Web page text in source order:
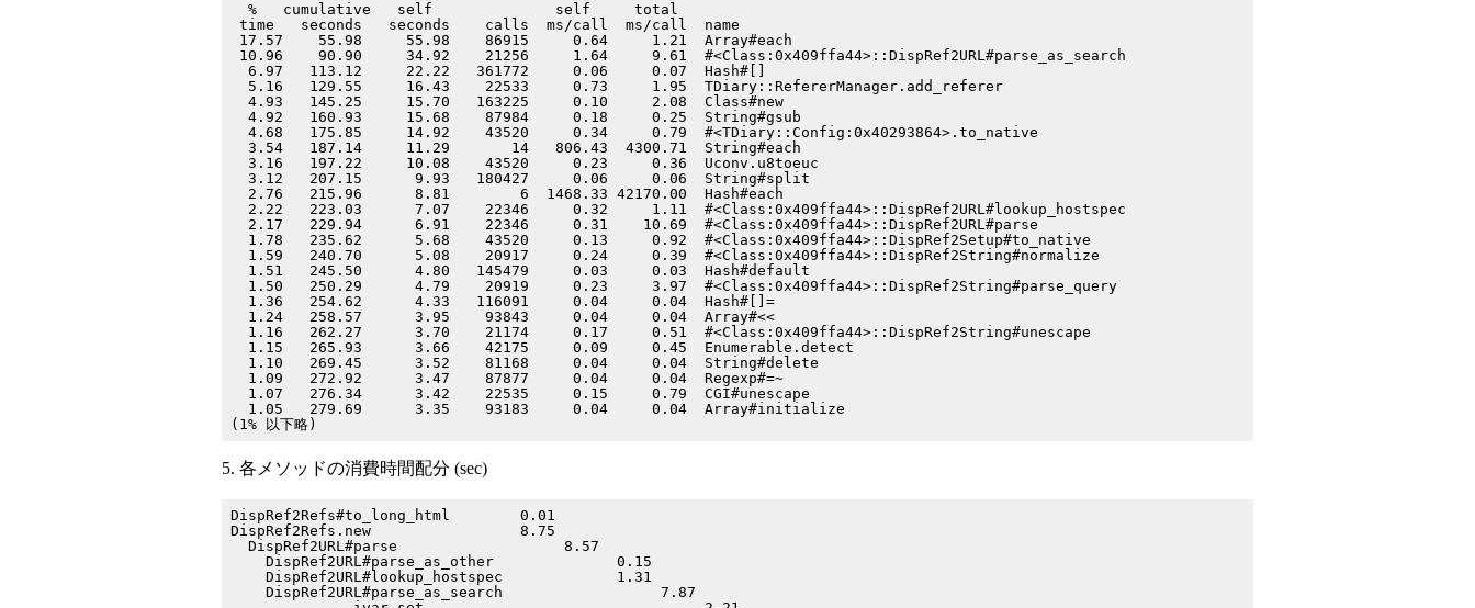
  %   cumulative   self              self     total
time   seconds   seconds    calls  ms/call  ms/call  name
17.57    55.98     55.98    86915     0.64     1.21  Array#each
10.96    90.90     34.92    21256     1.64     9.61  #<Class:0x409ffa44>::DispRef2URL#parse_as_search
  6.97   113.12     22.22   361772     0.06     0.07  Hash#[]
  5.16   129.55     16.43    22533     0.73     1.95  TDiary::RefererManager.add_referer
  4.93   145.25     15.70   163225     0.10     2.08  Class#new
  4.92   160.93     15.68    87984     0.18     0.25  String#gsub
  4.68   175.85     14.92    43520     0.34     0.79  #<TDiary::Config:0x40293864>.to_native
  3.54   187.14     11.29       14   806.43  4300.71  String#each
  3.16   197.22     10.08    43520     0.23     0.36  Uconv.u8toeuc
  3.12   207.15      9.93   180427     0.06     0.06  String#split
  2.76   215.96      8.81        6  1468.33 42170.00  Hash#each
  2.22   223.03      7.07    22346     0.32     1.11  #<Class:0x409ffa44>::DispRef2URL#lookup_hostspec
  2.17   229.94      6.91    22346     0.31    10.69  #<Class:0x409ffa44>::DispRef2URL#parse
  1.78   235.62      5.68    43520     0.13     0.92  #<Class:0x409ffa44>::DispRef2Setup#to_native
  1.59   240.70      5.08    20917     0.24     0.39  #<Class:0x409ffa44>::DispRef2String#normalize
  1.51   245.50      4.80   145479     0.03     0.03  Hash#default
  1.50   250.29      4.79    20919     0.23     3.97  #<Class:0x409ffa44>::DispRef2String#parse_query
  1.36   254.62      4.33   116091     0.04     0.04  Hash#[]=
  1.24   258.57      3.95    93843     0.04     0.04  Array#<<
  1.16   262.27      3.70    21174     0.17     0.51  #<Class:0x409ffa44>::DispRef2String#unescape
  1.15   265.93      3.66    42175     0.09     0.45  Enumerable.detect
  1.10   269.45      3.52    81168     0.04     0.04  String#delete
  1.09   272.92      3.47    87877     0.04     0.04  Regexp#=~
  1.07   276.34      3.42    22535     0.15     0.79  CGI#unescape
  1.05   279.69      3.35    93183     0.04     0.04  Array#initialize
5. 各メソッドの消費時間配分 (sec)
DispRef2Refs#to_long_html        0.01
DispRef2Refs.new                 8.75
  DispRef2URL#parse                   8.57
    DispRef2URL#parse_as_other              0.15
    DispRef2URL#lookup_hostspec             1.31
    DispRef2URL#parse_as_search                  7.87